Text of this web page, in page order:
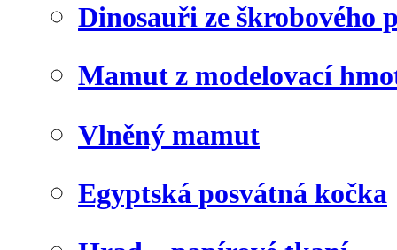
Dinosauři ze škrobového
Mamut z modelovací
Vlněný mamut
Egyptská posvátná kočka